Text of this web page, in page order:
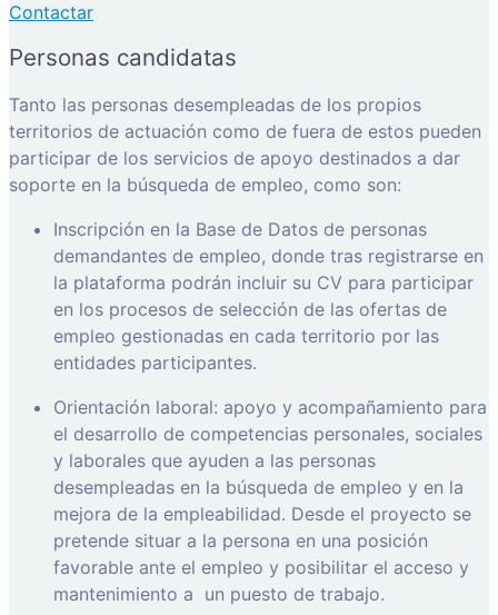
Contactar
Personas candidatas
Tanto las personas desempleadas de los propios
territorios de actuación como de fuera de estos pueden
participar de los servicios de apoyo destinados a dar
soporte en la búsqueda de empleo, como son:
Inscripción en la Base de Datos de personas
demandantes de empleo, donde tras registrarse en
la plataforma podrán incluir su CV para participar
en los procesos de selección de las ofertas de
empleo gestionadas en cada territorio por las
entidades participantes.
Orientación laboral: apoyo y acompañamiento para
el desarrollo de competencias personales, sociales
y laborales que ayuden a las personas
desempleadas en la búsqueda de empleo y en la
mejora de la empleabilidad. Desde el proyecto se
pretende situar a la persona en una posición
favorable ante el empleo y posibilitar el acceso y
mantenimiento a un puesto de trabajo.